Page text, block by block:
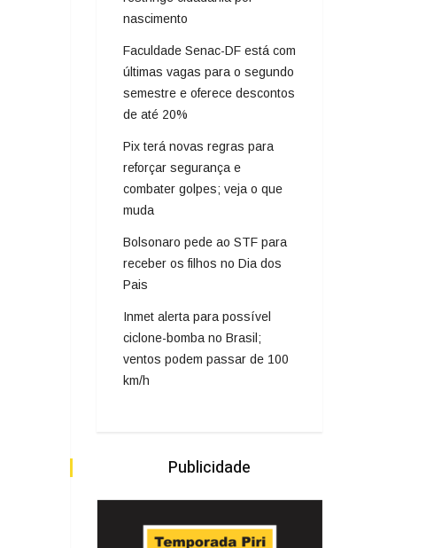
nascimento
Faculdade Senac-DF está com
últimas vagas para o segundo
semestre e oferece descontos
de até 20%
Pix terá novas regras para
reforçar segurança e
combater golpes; veja o que
muda
Bolsonaro pede ao STF para
receber os filhos no Dia dos
Pais
Inmet alerta para possível
ciclone-bomba no Brasil;
ventos podem passar de 100
km/h
Publicidade